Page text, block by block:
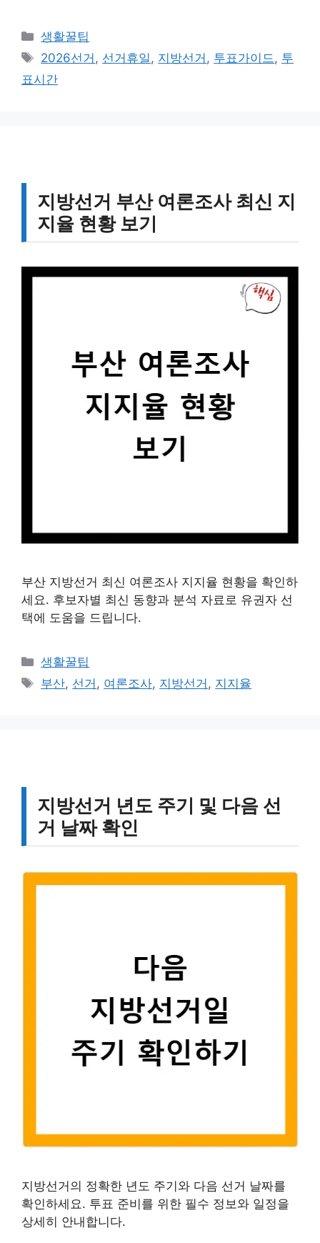
카
테
리
생활꿀팁
태
그
2026선거 , 선거휴일, 지방선거 , 투표가이드, 투
표시간
지방선거 부산 여론조사 최신 지
지율 현황 보기
부산 지방선거 최신 여론조사 지지율 현황을 확인하
세요. 후보자별 최신 동향과 분석 자료로 유권자 선
택에 도움을 드립니다.
카
테
생활꿀팁
태
부산, 선거 , 여론조사, 지방선거 , 지지율
지방선거 년도 주기 및 다음 선
거 날짜 확인
지방선거의 정확한 년도 주기와 다음 선거 날짜를
확인하세요. 투표 준비를 위한 필수 정보와 일정을
상세히 안내합니다.